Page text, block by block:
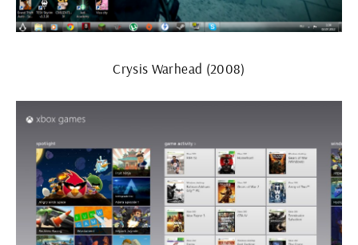
Crysis Warhead (2008)